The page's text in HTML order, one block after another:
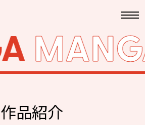
作品紹介